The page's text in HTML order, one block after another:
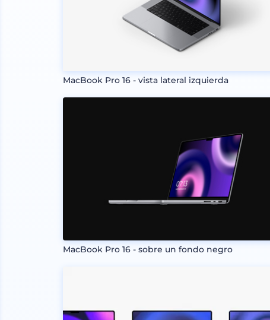
MacBook Pro 16 - vista lateral izquierda
MacBook Pro 16 - sobre un fondo negro